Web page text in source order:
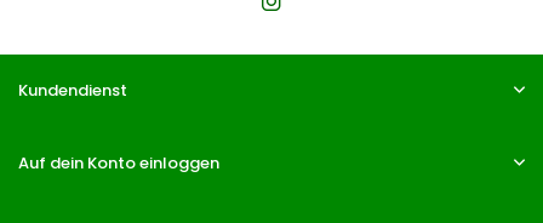
Kundendienst
Auf dein Konto einloggen